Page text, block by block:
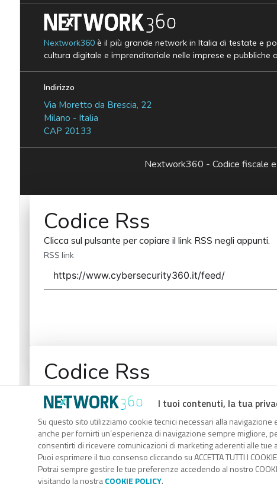
I tuoi contenuti, la tua
Su questo sito utilizziamo cookie tecnici necessari alla
anche per fornirti un’esperienza di navigazione sempre migliore,
consentirti di ricevere comunicazioni di marketing aderenti alle tue
Puoi esprimere il tuo consenso cliccando su ACCETTA TUTTI I
Potrai sempre gestire le tue preferenze accedendo al nostro
visitando la nostraCOOKIE POLICY.
Nextwork360è il più grande network in Italia di testate e
cultura digitale e imprenditoriale nelle imprese e pubbliche
Indirizzo
Via Moretto da Brescia, 22
Milano - Italia
CAP 20133
Nextwork360 - Codice fiscale
Codice Rss
Clicca sul pulsante per copiare il link RSS negli appunti.
RSS link
Codice Rss
RSS link